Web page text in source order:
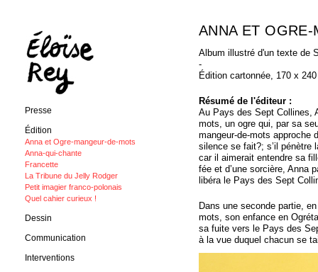
Presse
Édition
Anna et Ogre-mangeur-de-mots
Anna-qui-chante
Francette
La Tribune du Jelly Rodger
Petit imagier franco-polonais
Quel cahier curieux !
Dessin
Communication
Interventions
ANNA ET
Album illustré d'un texte de
-
Édition cartonnée, 170 x
Résumé de l'éditeur :
Au Pays des Sept Collines,
mots, un ogre qui, par sa
mangeur-de-mots approche
silence se fait?; s’il
car il aimerait entendre sa
fée et d’une sorcière, Anna
libéra le Pays des Sept
Dans une seconde partie,
mots, son enfance en
sa fuite vers le Pays des
à la vue duquel chacun se